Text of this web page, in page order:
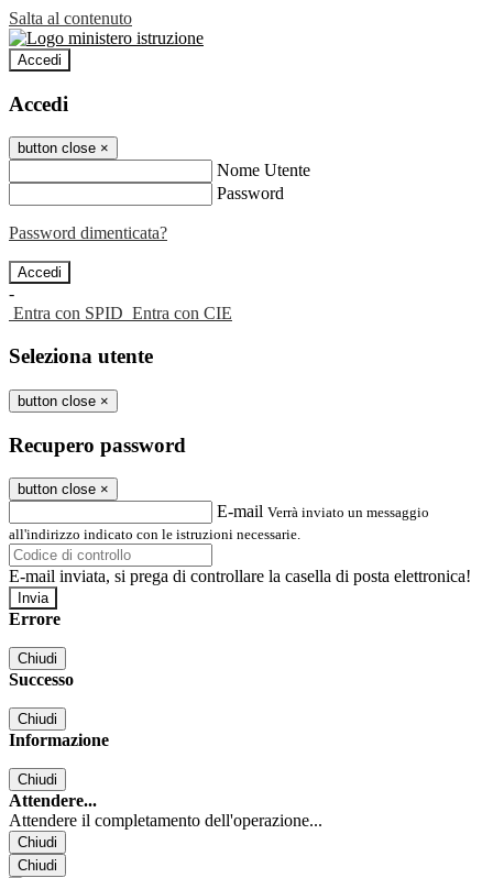
Salta al contenuto
Accedi
Accedi
button close ×
Nome Utente
Password
Password dimenticata?
-
Entra con SPID Entra con CIE
Seleziona utente
button close ×
Recupero password
button close ×
E-mail Verrà inviato un messaggio
all'indirizzo indicato con le istruzioni necessarie.
E-mail inviata, si prega di controllare la casella di posta elettronica!
Errore
Chiudi
Successo
Chiudi
Informazione
Chiudi
Attendere...
Attendere il completamento dell'operazione...
Chiudi
Chiudi